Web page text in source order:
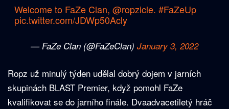
Welcome to FaZe Clan, @ropzicle. #FaZeUp
pic.twitter.com/JDWp50Acly
— FaZe Clan (@FaZeClan) January 3, 2022
Ropz už minulý týden udělal dobrý dojem v jarních
skupinách BLAST Premier, když pomohl FaZe
kvalifikovat se do jarního finále. Dvaadvacetiletý hráč